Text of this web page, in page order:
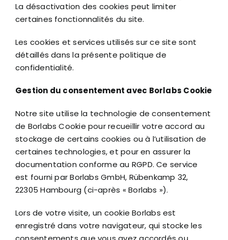
La désactivation des cookies peut limiter
certaines fonctionnalités du site.
Les cookies et services utilisés sur ce site sont
détaillés dans la présente politique de
confidentialité.
Gestion du consentement avec Borlabs Cookie
Notre site utilise la technologie de consentement
de Borlabs Cookie pour recueillir votre accord au
stockage de certains cookies ou à l’utilisation de
certaines technologies, et pour en assurer la
documentation conforme au RGPD. Ce service
est fourni par Borlabs GmbH, Rübenkamp 32,
22305 Hambourg (ci-après « Borlabs »).
Lors de votre visite, un cookie Borlabs est
enregistré dans votre navigateur, qui stocke les